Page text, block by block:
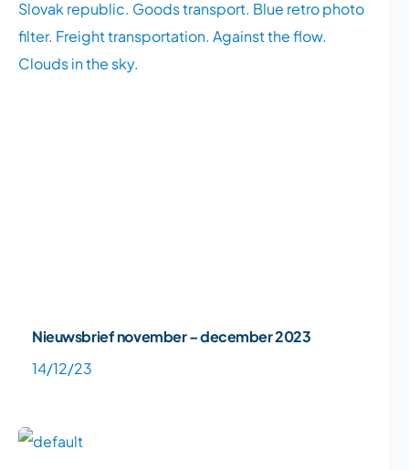
Nieuwsbrief november – december 2023
14/12/23